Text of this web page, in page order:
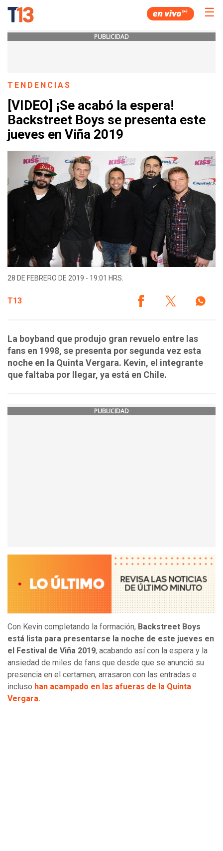
☰
PUBLICIDAD
TENDENCIAS
[VIDEO] ¡Se acabó la espera!
Backstreet Boys se presenta este
jueves en Viña 2019
28 DE FEBRERO DE 2019 - 19:01 HRS.
T13
La boyband que produjo gran revuelo entre las
fans en 1998, se presenta por segunda vez esta
noche en la Quinta Vergara. Kevin, el integrante
que faltaba por llegar, ya está en Chile.
PUBLICIDAD
Con Kevin completando la formación, Backstreet Boys
está lista para presentarse la noche de este jueves en
el Festival de Viña 2019, acabando así con la espera y la
ansiedad de miles de fans que desde que se anunció su
presencia en el certamen, arrasaron con las entradas e
incluso han acampado en las afueras de la Quinta
Vergara.